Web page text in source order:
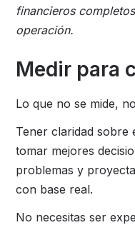
financieros
operación.
Medir para
Lo que no se mide,
Tener claridad sobre
tomar mejores
problemas y
con base real.
No necesitas ser